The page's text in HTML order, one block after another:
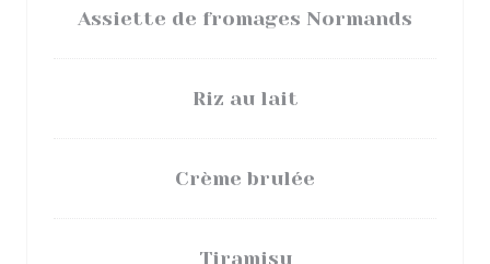
Assiette de fromages Normands
Riz au lait
Crème brulée
Tiramisu